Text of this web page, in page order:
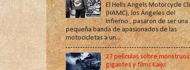
El Hells Angels Motorcycle
(HAMC), los Ángeles del
Infierno , pasaron de ser una
pequeña banda de apasionados de las
motocicletas a un...
27 películas sobre monstruos
gigantes y films Kaiju